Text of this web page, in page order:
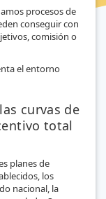
procesos de
conseguir con
comisión o
el entorno
curvas de
total
planes de
los
nacional, la